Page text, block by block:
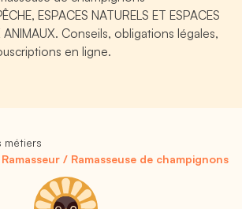
ESPACES NATURELS ET ESPACES
ANIMAUX. Conseils, obligations légales,
en ligne.
métiers
/ Ramasseuse de champignons